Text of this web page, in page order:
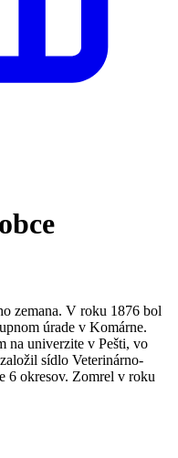
zemana. V roku 1876 bol
úrade v Komárne.
na univerzite v Pešti, vo
sídlo Veterinárno-
6 okresov. Zomrel v roku